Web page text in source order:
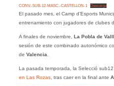
CONV.-SUB-12-MASC.-CASTELLON-1 Descarga
El pasado mes, el Camp d’Esports
entrenamiento con jugadores de clubes
A finales de noviembre, La Pobla de
sesión de este combinado autonómico
de Valencia
La pasada temporada, la Selecció sub12
en Las Rozas, tras caer en la final ante